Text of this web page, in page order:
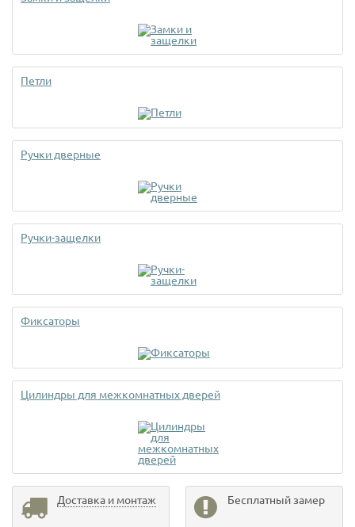
Петли
Ручки дверные
Ручки-защелки
Фиксаторы
Цилиндры для межкомнатных дверей
Доставка и монтаж Бесплатный замер